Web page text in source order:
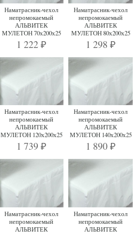
Наматрасник-чехол
непромокаемый
АЛЬВИТЕК
МУЛЕТОН 70х200х25
1 222 ₽
Наматрасник-чехол
непромокаемый
АЛЬВИТЕК
МУЛЕТОН 80х200х25
1 298 ₽
Наматрасник-чехол
непромокаемый
АЛЬВИТЕК
МУЛЕТОН 120х200х25
1 739 ₽
Наматрасник-чехол
непромокаемый
АЛЬВИТЕК
МУЛЕТОН 140х200х25
1 890 ₽
Наматрасник-чехол
непромокаемый
АЛЬВИТЕК
Наматрасник-чехол
непромокаемый
АЛЬВИТЕК